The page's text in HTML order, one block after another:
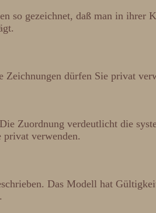
so gezeichnet, daß man in ihrer
dürfen Sie privat
Zuordnung verdeutlicht die
privat verwenden.
Das Modell hat